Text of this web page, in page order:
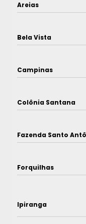
Areias
Bela Vista
Campinas
Colônia Santana
Fazenda Santo
Forquilhas
Ipiranga